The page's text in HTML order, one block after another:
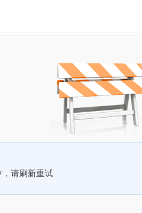
，请刷新重试